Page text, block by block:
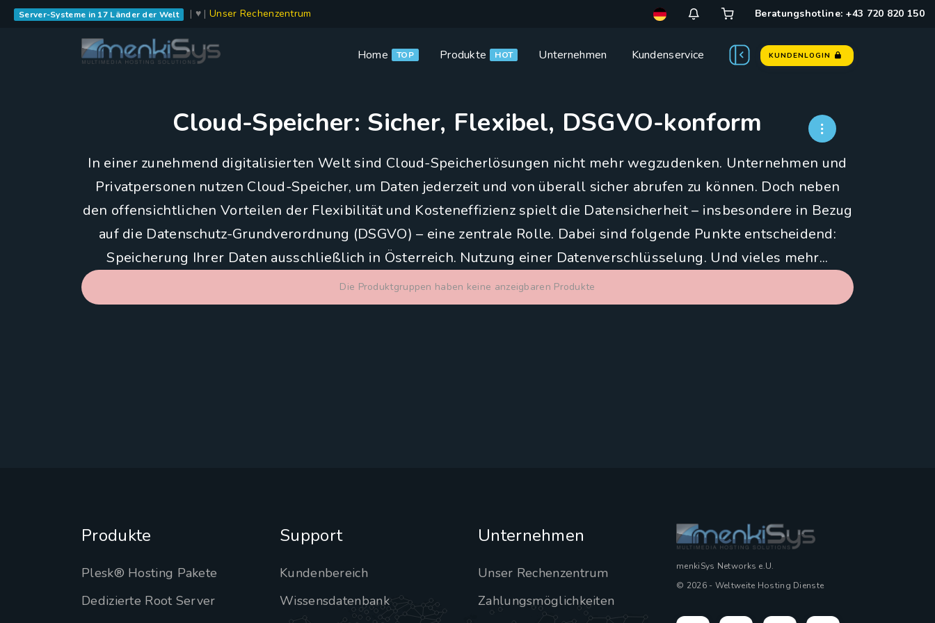
Server-Systeme in 17 Länder der Welt | ♥ | Unser Rechenzentrum Beratungshotline: +43 720 820 150
Home TOP Produkte HOT Unternehmen Kundenservice KUNDENLOGIN
Cloud-Speicher: Sicher, Flexibel, DSGVO-konform
In einer zunehmend digitalisierten Welt sind Cloud-Speicherlösungen nicht mehr wegzudenken. Unternehmen und
Privatpersonen nutzen Cloud-Speicher, um Daten jederzeit und von überall sicher abrufen zu können. Doch neben
den offensichtlichen Vorteilen der Flexibilität und Kosteneffizienz spielt die Datensicherheit – insbesondere in Bezug
auf die Datenschutz-Grundverordnung (DSGVO) – eine zentrale Rolle. Dabei sind folgende Punkte entscheidend:
Speicherung Ihrer Daten ausschließlich in Österreich. Nutzung einer Datenverschlüsselung. Und vieles mehr...
Die Produktgruppen haben keine anzeigbaren Produkte
Produkte
Plesk® Hosting Pakete
Dedizierte Root Server
Support
Kundenbereich
Wissensdatenbank
Unternehmen
Unser Rechenzentrum
Zahlungsmöglichkeiten
menkiSys Networks e.U.
© 2026 - Weltweite Hosting Dienste